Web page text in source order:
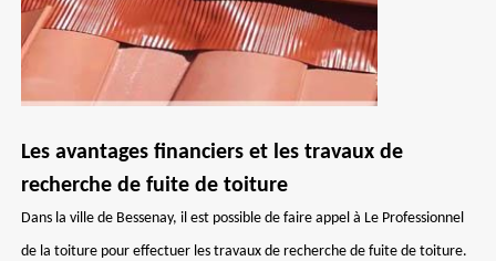
Les avantages financiers et les travaux de
recherche de fuite de toiture
Dans la ville de Bessenay, il est possible de faire appel à Le Professionnel
de la toiture pour effectuer les travaux de recherche de fuite de toiture.